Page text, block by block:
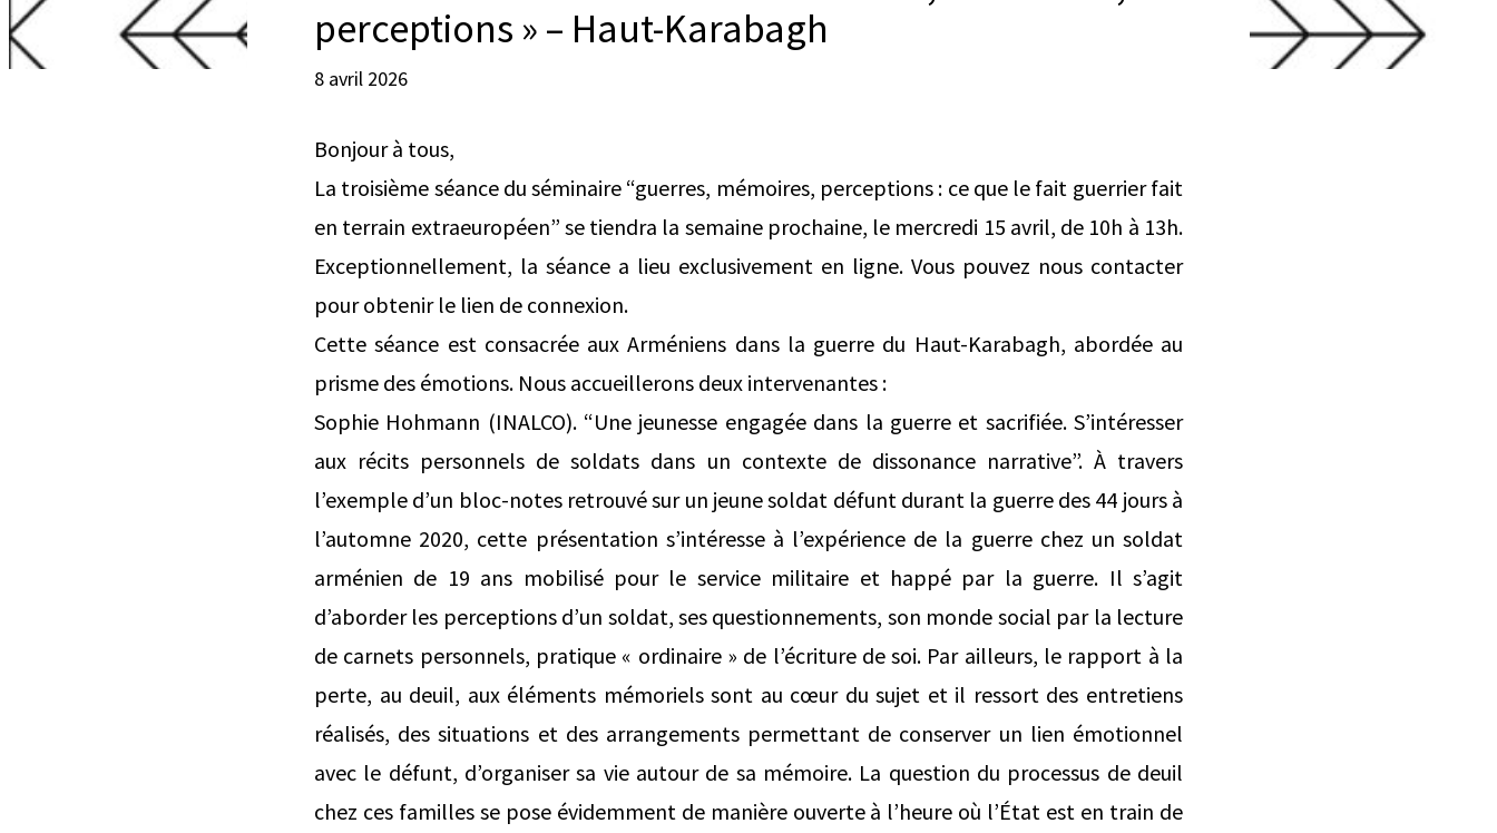
perceptions » – Haut-Karabagh
8 avril 2026
Bonjour à tous,
La troisième séance du séminaire “guerres, mémoires, perceptions : ce que le fait guerrier fait
en terrain extraeuropéen” se tiendra la semaine prochaine, le mercredi 15 avril, de 10h à 13h.
Exceptionnellement, la séance a lieu exclusivement en ligne. Vous pouvez nous contacter
pour obtenir le lien de connexion.
Cette séance est consacrée aux Arméniens dans la guerre du Haut-Karabagh, abordée au
prisme des émotions. Nous accueillerons deux intervenantes :
Sophie Hohmann (INALCO). “Une jeunesse engagée dans la guerre et sacrifiée. S’intéresser
aux récits personnels de soldats dans un contexte de dissonance narrative”. À travers
l’exemple d’un bloc-notes retrouvé sur un jeune soldat défunt durant la guerre des 44 jours à
l’automne 2020, cette présentation s’intéresse à l’expérience de la guerre chez un soldat
arménien de 19 ans mobilisé pour le service militaire et happé par la guerre. Il s’agit
d’aborder les perceptions d’un soldat, ses questionnements, son monde social par la lecture
de carnets personnels, pratique « ordinaire » de l’écriture de soi. Par ailleurs, le rapport à la
perte, au deuil, aux éléments mémoriels sont au cœur du sujet et il ressort des entretiens
réalisés, des situations et des arrangements permettant de conserver un lien émotionnel
avec le défunt, d’organiser sa vie autour de sa mémoire. La question du processus de deuil
chez ces familles se pose évidemment de manière ouverte à l’heure où l’État est en train de